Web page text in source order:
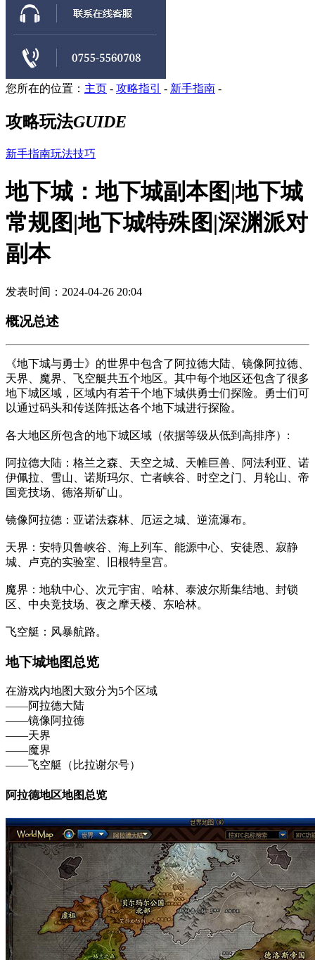
您所在的位置： 主页 - 攻略指引 - 新手指南 -
攻略玩法GUIDE
新手指南玩法技巧
地下城：地下城副本图|地下城
常规图|地下城特殊图|深渊派对
副本
发表时间：2024-04-26 20:04
概况总述
《地下城与勇士》的世界中包含了阿拉德大陆、镜像阿拉德、
天界、魔界、飞空艇共五个地区。其中每个地区还包含了很多
地下城区域，区域内有若干个地下城供勇士们探险。勇士们可
以通过码头和传送阵抵达各个地下城进行探险。
各大地区所包含的地下城区域（依据等级从低到高排序）:
阿拉德大陆：格兰之森、天空之城、天帷巨兽、阿法利亚、诺
伊佩拉、雪山、诺斯玛尔、亡者峡谷、时空之门、月轮山、帝
国竞技场、德洛斯矿山。
镜像阿拉德：亚诺法森林、厄运之城、逆流瀑布。
天界：安特贝鲁峡谷、海上列车、能源中心、安徒恩、寂静
城、卢克的实验室、旧根特皇宫。
魔界：地轨中心、次元宇宙、哈林、泰波尔斯集结地、封锁
区、中央竞技场、夜之摩天楼、东哈林。
飞空艇：风暴航路。
地下城地图总览
在游戏内地图大致分为5个区域
——阿拉德大陆
——镜像阿拉德
——天界
——魔界
——飞空艇（比拉谢尔号）
阿拉德地区地图总览